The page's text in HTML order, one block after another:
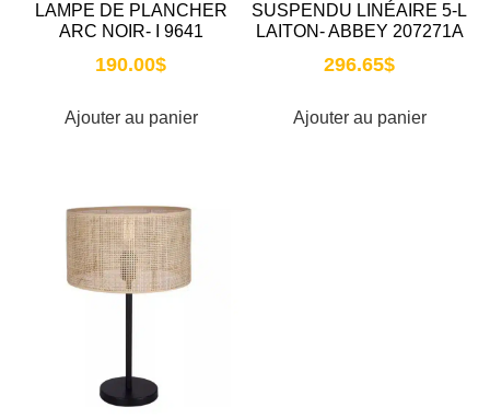
LAMPE DE PLANCHER
ARC NOIR- I 9641
190.00$
Ajouter au panier
SUSPENDU LINÉAIRE 5-L
LAITON- ABBEY 207271A
296.65$
Ajouter au panier